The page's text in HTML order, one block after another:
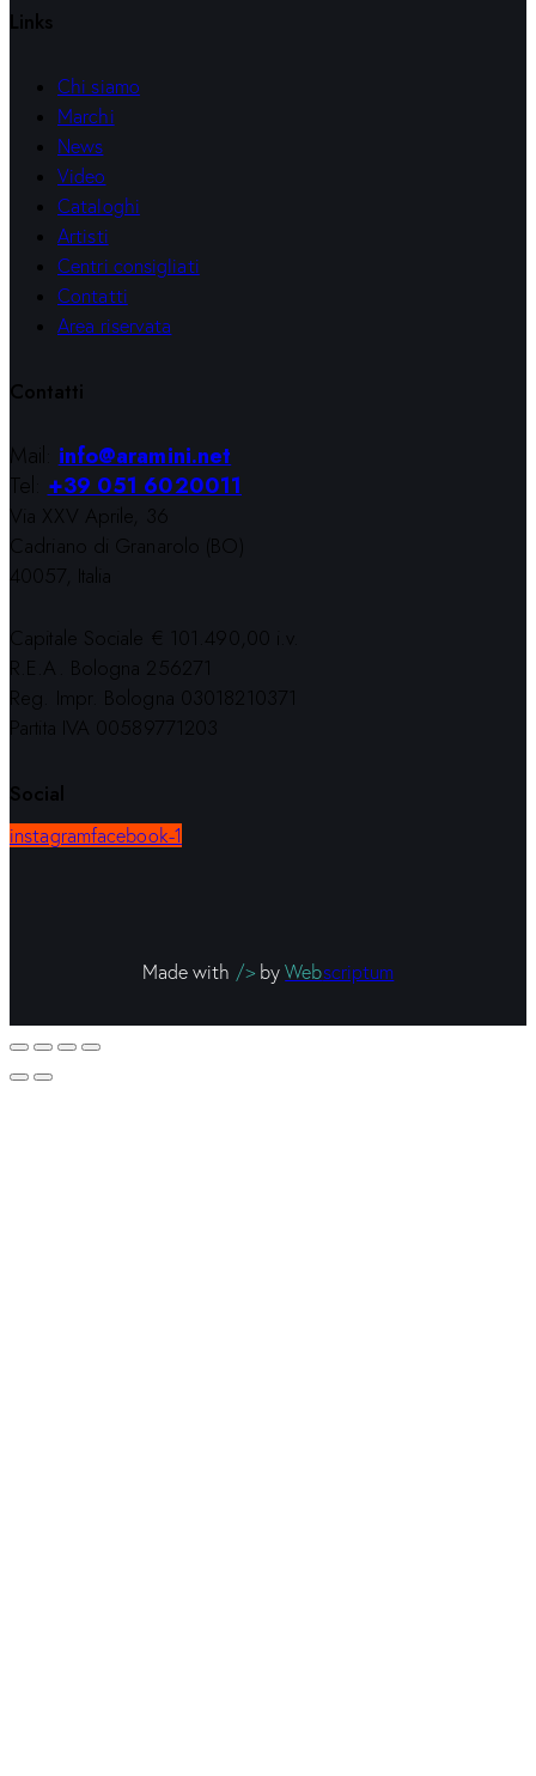
Links
Chi siamo
Marchi
News
Video
Cataloghi
Artisti
Centri consigliati
Contatti
Area riservata
Contatti
Mail:info@aramini.net
Tel:+39 051 6020011
Via XXV Aprile, 36
Cadriano di Granarolo (BO)
40057, Italia
Capitale Sociale € 101.490,00 i.v.
R.E.A. Bologna 256271
Reg. Impr. Bologna 03018210371
Partita IVA 00589771203
Social
instagramfacebook-1
Made with />byWebscriptum